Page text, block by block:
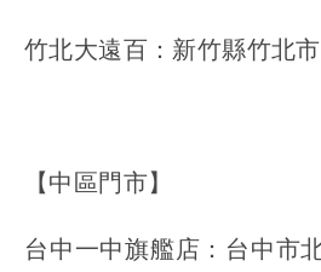
竹北大遠百：新竹縣竹北
【中區門市】
台中一中旗艦店：台中市